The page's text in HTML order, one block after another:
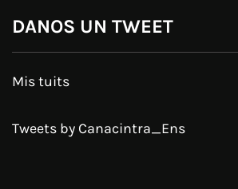
DANOS UN TWEET
Mis tuits
Tweets by Canacintra_Ens